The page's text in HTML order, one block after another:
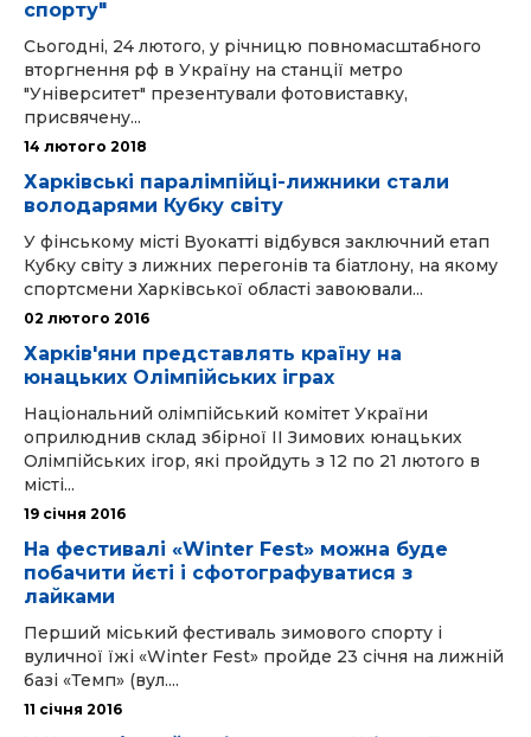
спорту"
Сьогодні, 24 лютого, у річницю повномасштабного
вторгнення рф в Україну на станції метро
"Університет" презентували фотовиставку,
присвячену...
14 лютого 2018
Харківські паралімпійці-лижники стали
володарями Кубку світу
У фінському місті Вуокатті відбувся заключний етап
Кубку світу з лижних перегонів та біатлону, на якому
спортсмени Харківської області завоювали...
02 лютого 2016
Харків'яни представлять країну на
юнацьких Олімпійських іграх
Національний олімпійський комітет України
оприлюднив склад збірної II Зимових юнацьких
Олімпійських ігор, які пройдуть з 12 по 21 лютого в
місті...
19 cічня 2016
На фестивалі «Winter Fest» можна буде
побачити йєті і сфотографуватися з
лайками
Перший міський фестиваль зимового спорту і
вуличної їжі «Winter Fest» пройде 23 січня на лижній
базі «Темп» (вул....
11 cічня 2016